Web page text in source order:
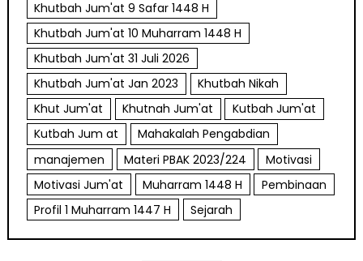
Khutbah Jum'at 9 Safar 1448 H
Khutbah Jum'at 10 Muharram 1448 H
Khutbah Jum'at 31 Juli 2026
Khutbah Jum'at Jan 2023
Khutbah Nikah
Khut Jum'at
Khutnah Jum'at
Kutbah Jum'at
Kutbah Jum at
Mahakalah Pengabdian
manajemen
Materi PBAK 2023/224
Motivasi
Motivasi Jum'at
Muharram 1448 H
Pembinaan
Profil 1 Muharram 1447 H
Sejarah